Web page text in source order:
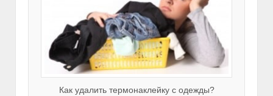
Как удалить термонаклейку с одежды?